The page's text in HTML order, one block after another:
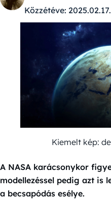
Közzétéve: 2025.02.17.
Kiemelt kép:
A NASA karácsonykor
modellezéssel pedig azt is
a becsapódás esélye.